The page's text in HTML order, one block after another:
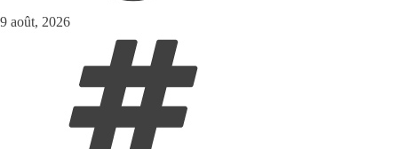
9 août, 2026